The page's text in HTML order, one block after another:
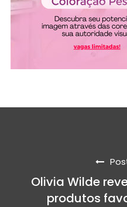
Olivia Wilde
produtos